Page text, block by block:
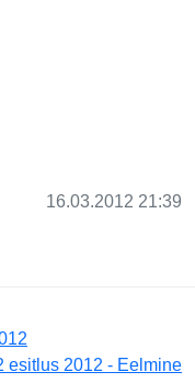
16.03.2012 21:39
esitlus 2012 - Eelmine